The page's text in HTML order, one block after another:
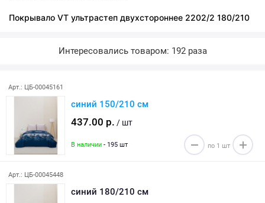
Покрывало VT ультрастеп двухстороннее 2202/2 180/210
Интересовались товаром: 192 раза
Арт.: ЦБ-00045161
синий 150/210 см
437.00 р. / шт
В наличии - 195 шт
Арт.: ЦБ-00045448
синий 180/210 см